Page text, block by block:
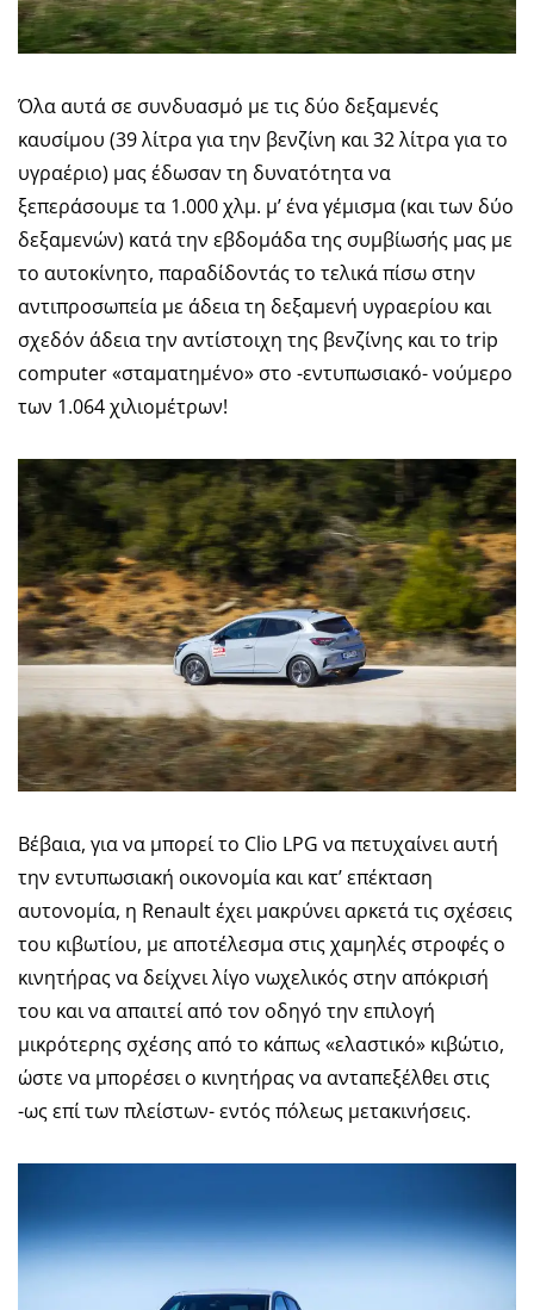
Όλα αυτά σε συνδυασμό με τις δύο δεξαμενές
καυσίμου (39 λίτρα για την βενζίνη και 32 λίτρα για το
υγραέριο) μας έδωσαν τη δυνατότητα να
ξεπεράσουμε τα 1.000 χλμ. μ’ ένα γέμισμα (και των δύο
δεξαμενών) κατά την εβδομάδα της συμβίωσής μας με
το αυτοκίνητο, παραδίδοντάς το τελικά πίσω στην
αντιπροσωπεία με άδεια τη δεξαμενή υγραερίου και
σχεδόν άδεια την αντίστοιχη της βενζίνης και το trip
computer «σταματημένο» στο -εντυπωσιακό- νούμερο
των 1.064 χιλιομέτρων!
Βέβαια, για να μπορεί το Clio LPG να πετυχαίνει αυτή
την εντυπωσιακή οικονομία και κατ’ επέκταση
αυτονομία, η Renault έχει μακρύνει αρκετά τις σχέσεις
του κιβωτίου, με αποτέλεσμα στις χαμηλές στροφές ο
κινητήρας να δείχνει λίγο νωχελικός στην απόκρισή
του και να απαιτεί από τον οδηγό την επιλογή
μικρότερης σχέσης από το κάπως «ελαστικό» κιβώτιο,
ώστε να μπορέσει ο κινητήρας να ανταπεξέλθει στις
-ως επί των πλείστων- εντός πόλεως μετακινήσεις.